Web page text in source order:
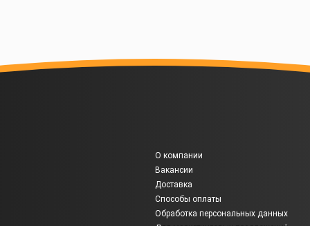
О компании
Вакансии
Доставка
Способы оплаты
Обработка персональных данных